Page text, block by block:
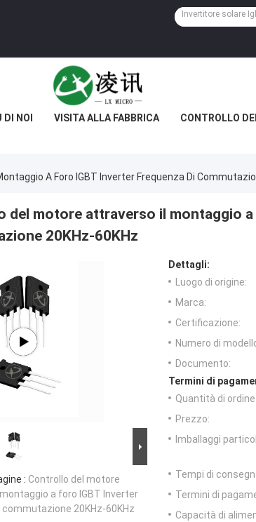
DI NOI VISITA ALLA FABBRICA CONTROLLO
A Foro IGBT Inverter Frequenza Di
del motore attraverso il montaggio
20KHz-60KHz
: Controllo del motore
a foro IGBT Inverter
commutazione 20KHz-60KHz
Dettagli:
Luogo di origine:
Marca:
Certificazione:
Numero di
Documento:
Termini di
Quantità di
Prezzo:
Imballaggi
Tempi di
Termini di
Capacità di